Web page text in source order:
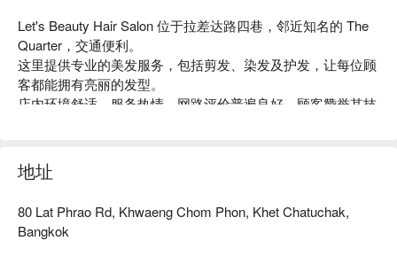
Let's Beauty Hair Salon 位于拉差达路四巷，邻近知名的 The
Quarter，交通便利。
这里提供专业的美发服务，包括剪发、染发及护发，让每位顾
客都能拥有亮丽的发型。
店内环境舒适，服务热情，网路评价普遍良好，顾客赞誉其技
这里都是理想的选择。
用 FunNow 预订立即享优惠！
地址
80 Lat Phrao Rd, Khwaeng Chom Phon, Khet Chatuchak,
Bangkok